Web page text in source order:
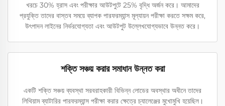
খরচে 30% হ্রাস এবং পরীক্ষার আউটপুটে 25% বৃদ্ধি অর্জন করে। আমাদের
প্রযুক্তি তাদের বাস্তব সময়ে ব্যাপক পারফরম্যান্স মূল্যায়ন পরীক্ষা করতে সক্ষম করে,
উৎপাদন লাইনের নির্ভরযোগ্যতা এবং আউটপুট উল্লেখযোগ্যভাবে উন্নত করে।
শক্তি সঞ্চয় করার সমাধান উন্নত করা
একটি শক্তি সঞ্চয় ব্যবস্থা সরবরাহকারী বিভিন্ন লোডের অবস্থার অধীনে তাদের
লিথিয়াম ব্যাটারির পারফরম্যান্স পরীক্ষা করার ক্ষেত্রে চ্যালেঞ্জের মুখোমুখি হয়েছিল।